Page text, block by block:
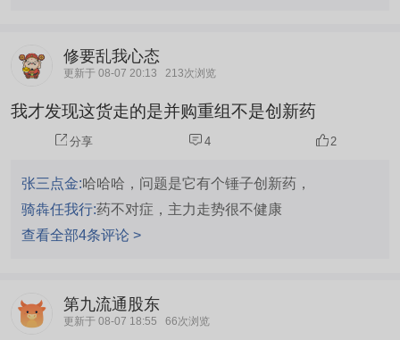
修要乱我心态
更新于 08-07 20:13 213次浏览
我才发现这货走的是并购重组不是创新药
分享 4 2
张三点金:哈哈哈，问题是它有个锤子创新药，
骑犇任我行:药不对症，主力走势很不健康
查看全部4条评论 >
第九流通股东
更新于 08-07 18:55 66次浏览